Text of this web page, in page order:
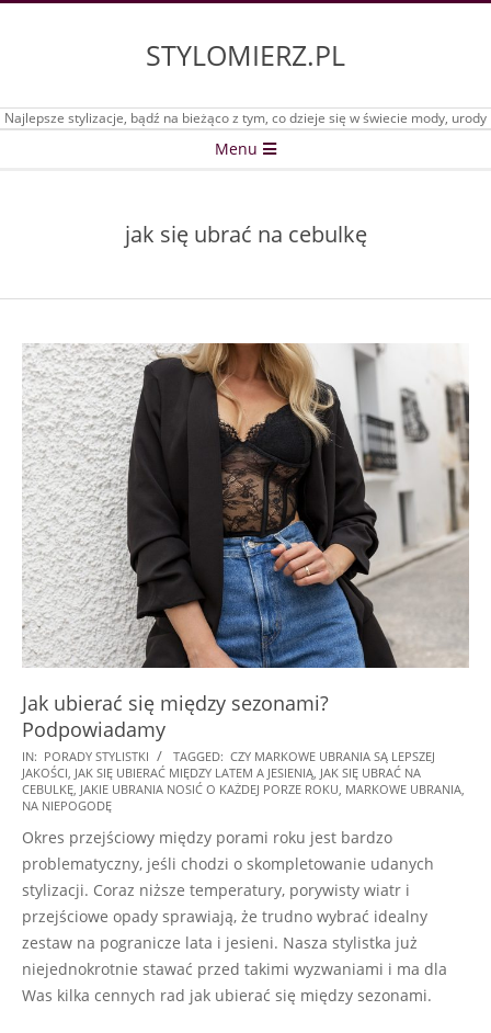
STYLOMIERZ.PL
Najlepsze stylizacje, bądź na bieżąco z tym, co dzieje się w świecie mody, urody
Menu
jak się ubrać na cebulkę
Jak ubierać się między sezonami?
Podpowiadamy
2025-
06-
20
IN: PORADY STYLISTKI TAGGED: CZY MARKOWE UBRANIA SĄ LEPSZEJ
JAKOŚCI JAK SIĘ UBIERAĆ MIĘDZY LATEM A JESIENIĄ JAK SIĘ UBRAĆ NA
CEBULKĘ JAKIE UBRANIA NOSIĆ O KAŻDEJ PORZE ROKU MARKOWE UBRANIA
NA NIEPOGODĘ
Okres przejściowy między porami roku jest bardzo
problematyczny, jeśli chodzi o skompletowanie udanych
stylizacji. Coraz niższe temperatury, porywisty wiatr i
przejściowe opady sprawiają, że trudno wybrać idealny
zestaw na pogranicze lata i jesieni. Nasza stylistka już
niejednokrotnie stawać przed takimi wyzwaniami i ma dla
Was kilka cennych rad jak ubierać się między sezonami.